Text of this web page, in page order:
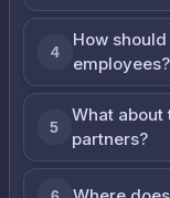
4
How
employees?
5
What
partners?